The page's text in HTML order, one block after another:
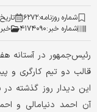
شماره روزنامه:۶۲۷۲
شماره خبر:۴۱۷۴۰۹۰
رئیس‌جمهور در آستانه
قالب دو تیم کارگری و
این دیدار روز گذشته
آن احمد دنیامالی و